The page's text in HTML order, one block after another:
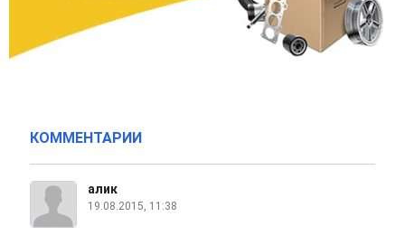
КОММЕНТАРИИ
алик
19.08.2015, 11:38